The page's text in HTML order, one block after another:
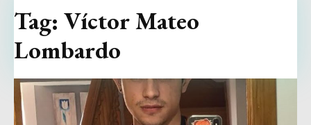
Tag: Víctor Mateo
Lombardo